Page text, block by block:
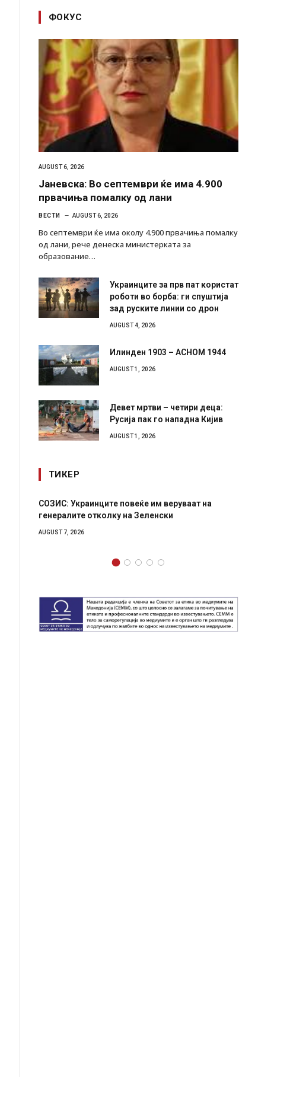
ФОКУС
AUGUST 6, 2026
Јаневска: Во септември ќе има 4.900
првачиња помалку од лани
ВЕСТИ AUGUST 6, 2026
Во септември ќе има околу 4.900 првачиња помалку
од лани, рече денеска министерката за
образование…
Украинците за прв пат користат
роботи во борба: ги спуштија
зад руските линии со дрон
AUGUST 4, 2026
Илинден 1903 – АСНОМ 1944
AUGUST 1, 2026
Девет мртви – четири деца:
Русија пак го нападна Кијив
AUGUST 1, 2026
ТИКЕР
СОЗИС: Украинците повеќе им веруваат на
генералите отколку на Зеленски
AUGUST 7, 2026